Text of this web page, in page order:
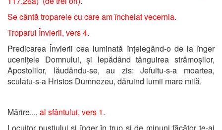
Se cântă troparele cu care am încheiat vecernia.
Troparul Învierii, vers 4.
Predicarea Învierii cea luminată înțelegând-o de la înger
ucenițele Domnului, și lepădând tânguirea strămoșilor,
Apostolilor, lăudându-se, au zis: Jefuitu-s-a moartea,
sculatu-s-a Hristos Dumnezeu, dăruind lumii mare milă.
Mărire..., al sfântului, vers 1.
Locuitor pustiului şi înger în trup şi de minuni făcător te-ai